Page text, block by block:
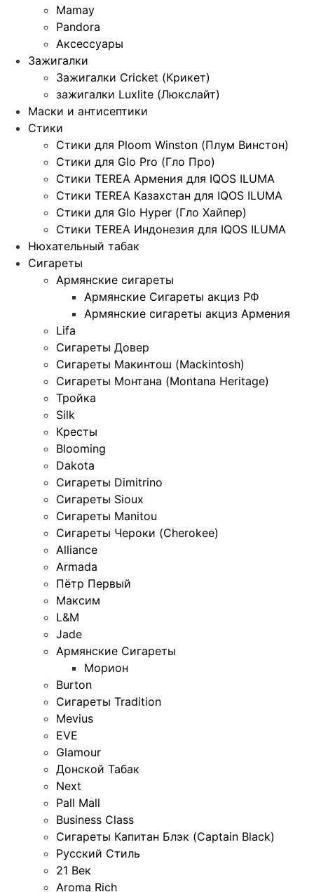
Mamay
Pandora
Аксессуары
Зажигалки
Зажигалки Cricket (Крикет)
зажигалки Luxlite (Люкслайт)
Маски и антисептики
Стики
Стики для Ploom Winston (Плум Винстон)
Стики для Glo Pro (Гло Про)
Стики TEREA Армения для IQOS ILUMA
Стики TEREA Казахстан для IQOS ILUMA
Стики для Glo Hyper (Гло Хайпер)
Стики TEREA Индонезия для IQOS ILUMA
Нюхательный табак
Сигареты
Армянские сигареты
Армянские Сигареты акциз РФ
Армянские сигареты акциз Армения
Lifa
Сигареты Довер
Сигареты Макинтош (Mackintosh)
Сигареты Монтана (Montana Heritage)
Тройка
Silk
Кресты
Blooming
Dakota
Сигареты Dimitrino
Сигареты Sioux
Сигареты Manitou
Сигареты Чероки (Cherokee)
Alliance
Armada
Пётр Первый
Максим
L&M
Jade
Армянские Сигареты
Морион
Burton
Сигареты Tradition
Mevius
EVE
Glamour
Донской Табак
Next
Pall Mall
Business Class
Сигареты Капитан Блэк (Captain Black)
Русский Стиль
21 Век
Aroma Rich